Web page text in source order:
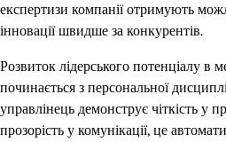
експертизи компанії отримують
інновації швидше за конкурентів.
Розвиток лідерського потенціалу в
починається з персональної
управлінець демонструє чіткість у
прозорість у комунікації, це